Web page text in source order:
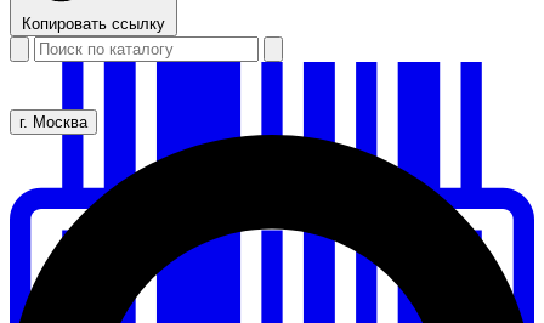
Копировать ссылку